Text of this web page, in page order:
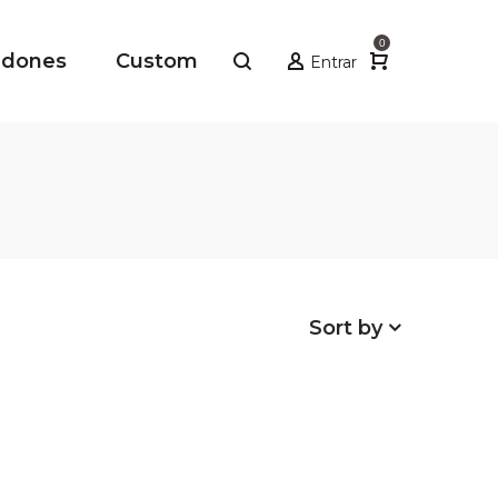
Entrar
0
Custom
Sort by